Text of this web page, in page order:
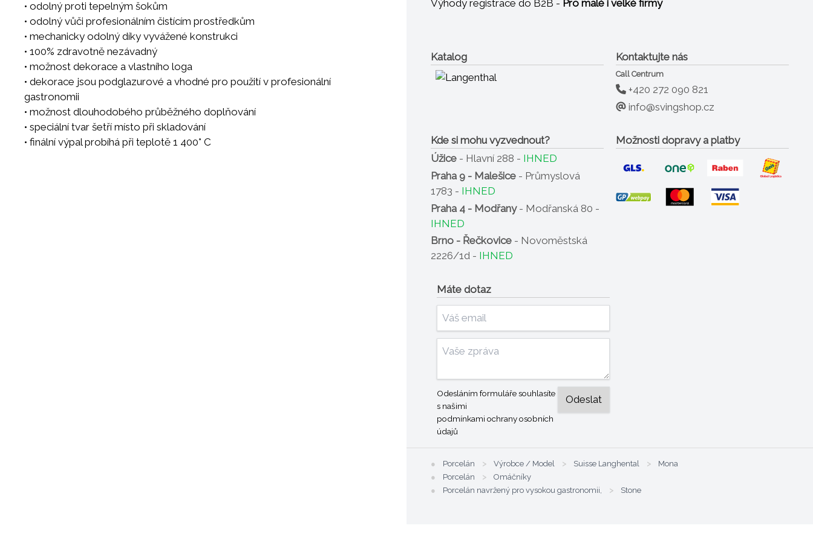
• odolný proti tepelným šokům
• odolný vůči profesionálním čistícím prostředkům
• mechanicky odolný díky vyvážené konstrukci
• 100% zdravotně nezávadný
• možnost dekorace a vlastního loga
• dekorace jsou podglazurové a vhodné pro použití v profesionální
gastronomii
• možnost dlouhodobého průběžného doplňování
• speciální tvar šetří místo při skladování
• finální výpal probíhá při teplotě 1 400° C
• 100% zdravotně nezávadný
gastronomii
• možnost dlouhodobého průběžného doplňování
• speciální tvar šetří místo při skladování
Výhody registrace do B2B - Pro malé i velké firmy
Katalog Kontaktujte nás
Call Centrum
+420 272 090 821
info@svingshop.cz
Kde si mohu vyzvednout?
Úžice - Hlavní 288 - IHNED
Praha 9 - Malešice - Průmyslová
1783 - IHNED
Praha 4 - Modřany- Modřanská 80 -
IHNED
Brno - Řečkovice - Novoměstská
2226/1d - IHNED
Možnosti dopravy a platby
Máte dotaz
Odesláním formuláře souhlasíte
s našimi
podmínkami ochrany osobních
údajů
● Porcelán > Výrobce / Model > Suisse Langhental >
Mona
●
Porcelán >
Omáčníky
●
Porcelán navržený pro vysokou gastronomii, > Stone